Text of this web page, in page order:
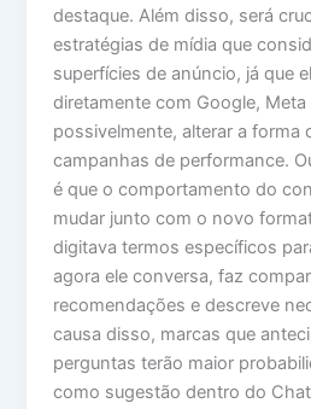
destaque. Além disso, será
estratégias de mídia que
superfícies de anúncio, já que
diretamente com Google,
possivelmente, alterar a forma
campanhas de performance.
é que o comportamento do
mudar junto com o novo
digitava termos específicos
agora ele conversa, faz
recomendações e descreve
causa disso, marcas que
perguntas terão maior
como sugestão dentro do